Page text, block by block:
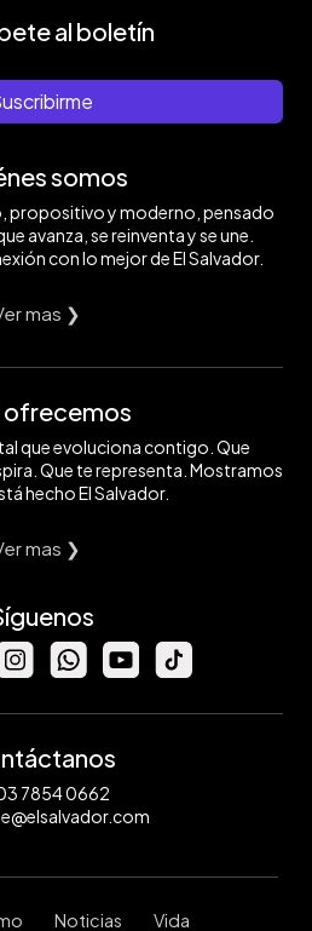
al boletín
somos
propositivo y moderno, pensado
avanza, se reinventa y se une.
con lo mejor de El Salvador.
mas ❯
ofrecemos
que evoluciona contigo. Que
Que te representa. Mostramos
hecho El Salvador.
mas ❯
7854 0662
Noticias Vida